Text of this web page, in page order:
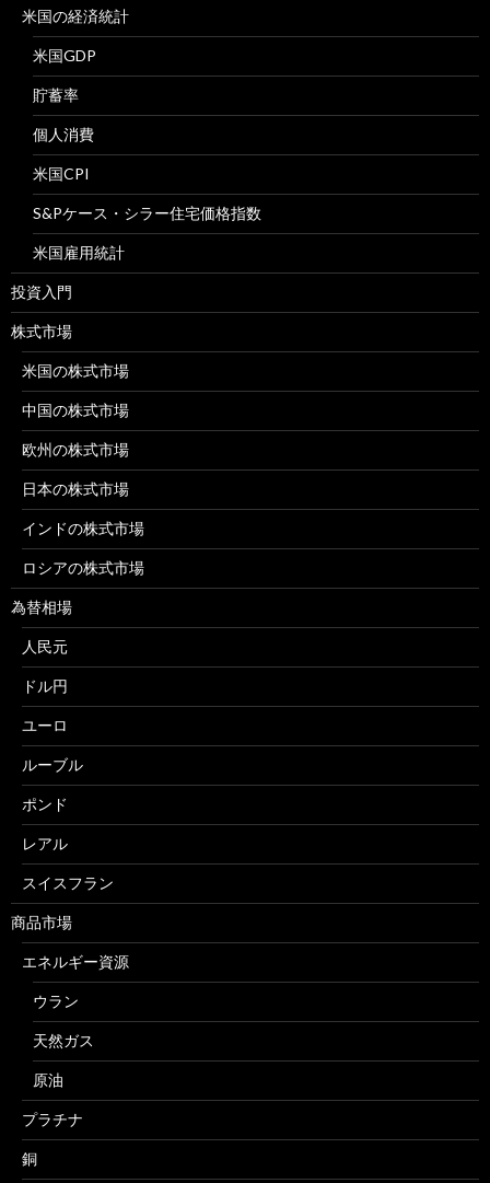
米国の経済統計
米国GDP
貯蓄率
個人消費
米国CPI
S&Pケース・シラー住宅価格指数
米国雇用統計
投資入門
株式市場
米国の株式市場
中国の株式市場
欧州の株式市場
日本の株式市場
インドの株式市場
ロシアの株式市場
為替相場
人民元
ドル円
ユーロ
ルーブル
ポンド
レアル
スイスフラン
商品市場
エネルギー資源
ウラン
天然ガス
原油
プラチナ
銅